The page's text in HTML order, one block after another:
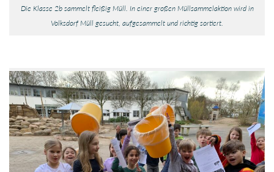
Die Klasse 2b sammelt fleißig Müll. In einer großen Müllsammelaktion wird in
Volksdorf Müll gesucht, aufgesammelt und richtig sortiert.